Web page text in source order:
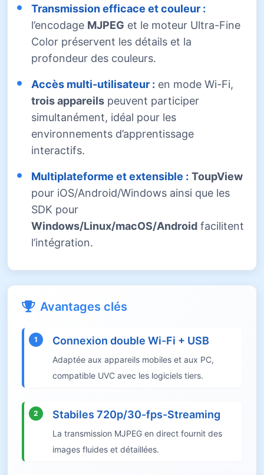
Transmission efficace et couleur :
l’encodage MJPEG et le moteur Ultra-Fine
Color préservent les détails et la
profondeur des couleurs.
Accès multi-utilisateur : en mode Wi-Fi,
trois appareils peuvent participer
simultanément, idéal pour les
environnements d’apprentissage
interactifs.
Multiplateforme et extensible : ToupView
pour iOS/Android/Windows ainsi que les
SDK pour
Windows/Linux/macOS/Android facilitent
l’intégration.
Avantages clés
1 Connexion double Wi-Fi + USB
Adaptée aux appareils mobiles et aux PC,
compatible UVC avec les logiciels tiers.
2 Stabiles 720p/30-fps-Streaming
La transmission MJPEG en direct fournit des
images fluides et détaillées.